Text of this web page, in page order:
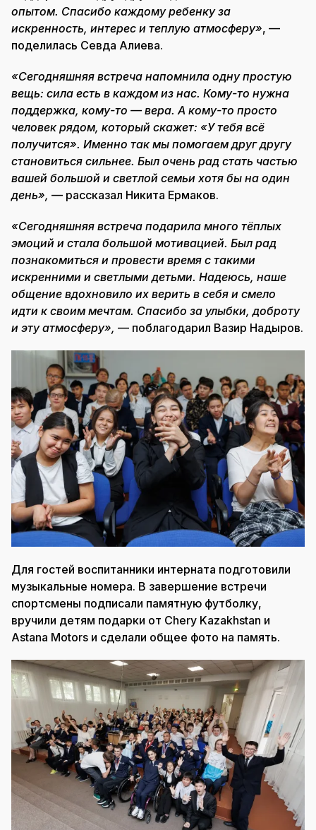
опытом. Спасибо каждому ребенку за
искренность, интерес и теплую атмосферу», —
поделилась Севда Алиева.
«Сегодняшняя встреча напомнила одну простую
вещь: сила есть в каждом из нас. Кому-то нужна
поддержка, кому-то — вера. А кому-то просто
человек рядом, который скажет: «У тебя всё
получится». Именно так мы помогаем друг другу
становиться сильнее. Был очень рад стать частью
вашей большой и светлой семьи хотя бы на один
день», — рассказал Никита Ермаков.
«Сегодняшняя встреча подарила много тёплых
эмоций и стала большой мотивацией. Был рад
познакомиться и провести время с такими
искренними и светлыми детьми. Надеюсь, наше
общение вдохновило их верить в себя и смело
идти к своим мечтам. Спасибо за улыбки, доброту
и эту атмосферу», — поблагодарил Вазир Надыров.
Для гостей воспитанники интерната подготовили
музыкальные номера. В завершение встречи
спортсмены подписали памятную футболку,
вручили детям подарки от Chery Kazakhstan и
Astana Motors и сделали общее фото на память.